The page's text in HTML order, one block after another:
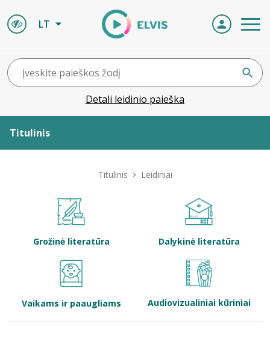
LT
Detali leidinio paieška
Titulinis
Bibliotekoms
Titulinis Leidiniai
Grožinė literatūra Dalykinė literatūra
Vaikams ir paaugliams Audiovizualiniai kūriniai